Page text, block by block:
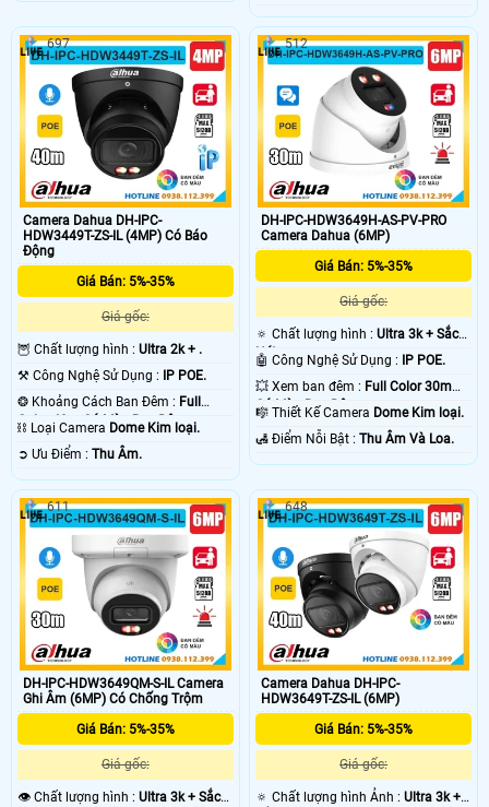
Camera Dahua DH-IPC-
HDW3449T-ZS-IL (4MP) Có Báo
Động
Giá Bán: 5%-35%
Giá gốc:
🦉 Chất lượng hình : Ultra 2k + .
⚒ Công Nghệ Sử Dụng :
IP POE.
❂ Khoảng Cách Ban Đêm : Full
Color 40m Có Màu Ban Ðêm.
⛓ Loại Camera Dome Kim loại.
️➲ Ưu Điểm : Thu Âm.
697
DH-IPC-HDW3649H-AS-PV-PRO
Camera Dahua (6MP)
Giá Bán: 5%-35%
Giá gốc:
🔅 Chất lượng hình :Ultra 3k + Sắc
Nét .
🤖️ Công Nghệ Sử Dụng :
IP POE.
💥 Xem ban đêm : Full Color 30m
Có Màu Ban Ðêm.
🎼️ Thiết Kế Camera Dome Kim loại.
️🛃 Điểm Nỗi Bật :Thu Âm Và Loa.
512
DH-IPC-HDW3649QM-S-IL Camera
Ghi Âm (6MP) Có Chống Trộm
Giá Bán: 5%-35%
Giá gốc:
👁 Chất lượng hình : Ultra 3k + Sắc
611
Camera Dahua DH-IPC-
HDW3649T-ZS-IL (6MP)
Giá Bán: 5%-35%
Giá gốc:
🔅 Chất lượng hình Ảnh :Ultra 3k +
648